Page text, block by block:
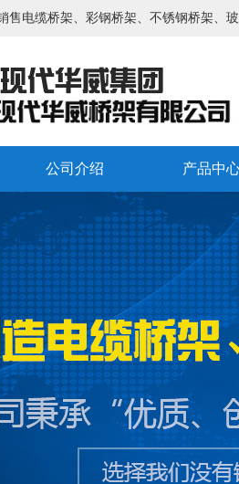
售电缆桥架、彩钢桥架、不锈钢桥架、
公司介绍 产品中